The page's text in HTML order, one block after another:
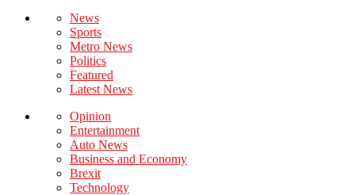
News
Sports
Metro News
Politics
Featured
Latest News
Opinion
Entertainment
Auto News
Business and Economy
Brexit
Technology